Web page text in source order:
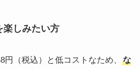
楽しみたい方
円（税込）と低コストなため、
な